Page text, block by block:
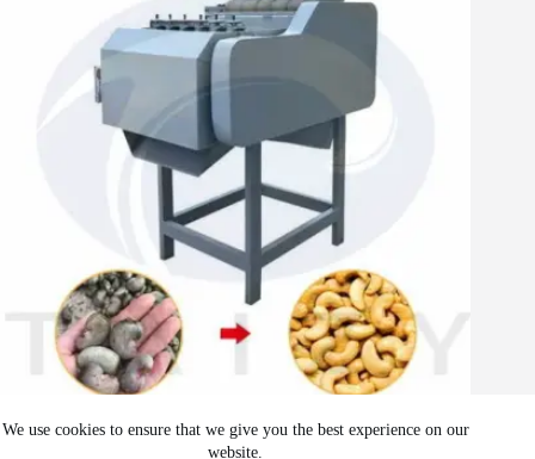
We use cookies to ensure that we give you the best experience on our
website.
काजू खोलने की मशीन | काजू क्रैकिंग मशीन